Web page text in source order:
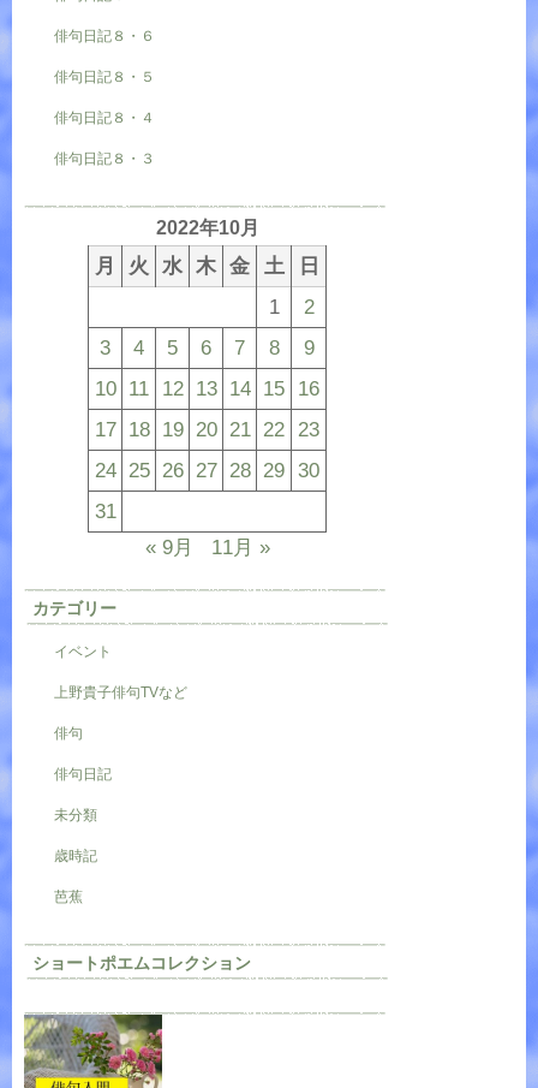
俳句日記８・６
俳句日記８・５
俳句日記８・４
俳句日記８・３
2022年10月
月 火 水 木 金 土
日
1
2
3
4 5 6 7 8
9
10 11 12 13 14 15 16
17 18 19 20 21 22 23
24 25 26 27 28 29 30
31
« 9月
11月 »
カテゴリー
イベント
上野貴子俳句TVなど
俳句
俳句日記
未分類
歳時記
芭蕉
ショートポエムコレクション